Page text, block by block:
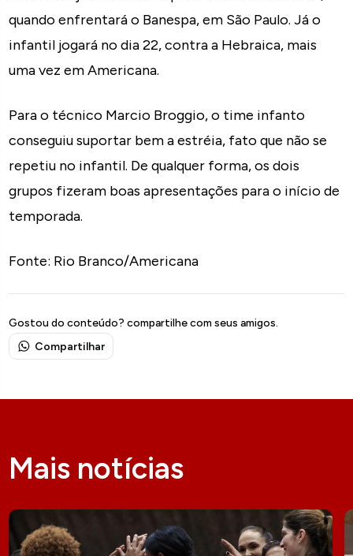
quando enfrentará o Banespa, em São Paulo. Já o
infantil jogará no dia 22, contra a Hebraica, mais
uma vez em Americana.
Para o técnico Marcio Broggio, o time infanto
conseguiu suportar bem a estréia, fato que não se
repetiu no infantil. De qualquer forma, os dois
grupos fizeram boas apresentações para o início de
temporada.
Fonte: Rio Branco/Americana
Gostou do conteúdo? compartilhe com seus amigos.
Compartilhar
Mais notícias